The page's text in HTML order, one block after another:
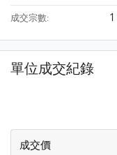
成交宗數: 1
單位成交紀錄
成交價